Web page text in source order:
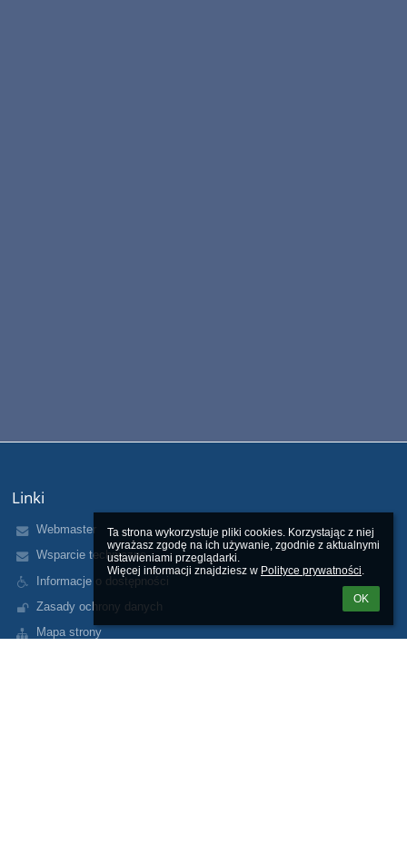
Ta strona wykorzystuje pliki cookies. Korzystając z niej
wyrażasz zgodę na ich używanie, zgodnie z aktualnymi
ustawieniami przeglądarki.
Więcej informacji znajdziesz w Polityce prywatności.
OK
Linki
Webmaster
Wsparcie techniczne
Informacje o dostępności
Zasady ochrony danych
Mapa strony